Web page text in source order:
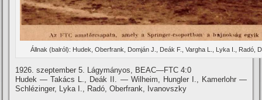
Állnak (balról): Hudek, Oberfrank, Domján J., Deák F., Vargha L., Lyka I., Radó,
1926. szeptember 5. Lágymányos, BEAC—FTC 4:0
Hudek — Takács L., Deák II. — Wilheim, Hungler I., Kamerlohr —
Schlézinger, Lyka I., Radó, Oberfrank, Ivanovszky